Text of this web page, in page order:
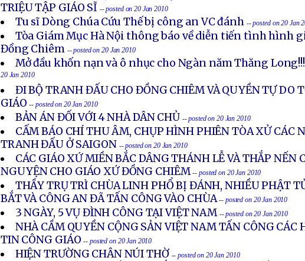
TRIỆU TẬP GIÁO SĨ -- posted on 20 Jan 2010
Tu sĩ Dòng Chúa Cứu Thế bị công an VC đánh -- posted on 20 Jan
Tòa Giám Mục Hà Nội thông báo về diễn tiến tình hình
Đồng Chiêm -- posted on 20 Jan 2010
Mở đầu khốn nạn và ô nhục cho Ngàn năm Thăng Long!!!
20 Jan 2010
ĐI BỘ TRANH ĐẤU CHO ĐỒNG CHIÊM VÀ QUYỀN TỰ DO
GIÁO -- posted on 20 Jan 2010
BẢN ÁN ĐỐI VỚI 4 NHÀ DÂN CHỦ -- posted on 20 Jan 2010
CẤM BÁO CHÍ THU ÂM, CHỤP HÌNH PHIÊN TÒA XỬ CÁC
TRANH ĐẤU Ở SAIGON -- posted on 20 Jan 2010
CÁC GIÁO XỨ MIỀN BẮC DÂNG THÁNH LỄ VÀ THẮP NẾN
NGUYỆN CHO GIÁO XỨ ĐỒNG CHIÊM -- posted on 20 Jan 2010
THẦY TRỤ TRÌ CHÙA LINH PHỔ BỊ ĐÁNH, NHIỀU PHẬT
BẮT VÀ CÔNG AN ĐÃ TẤN CÔNG VÀO CHÙA -- posted on 20 Jan 2010
3 NGÀY, 5 VỤ ĐÌNH CÔNG TẠI VIỆT NAM -- posted on 20 Jan 2010
NHÀ CẦM QUYỀN CỘNG SẢN VIỆT NAM TẤN CÔNG CÁC
TIN CÔNG GIÁO -- posted on 20 Jan 2010
HIỆN TRƯỜNG CHÂN NÚI THỜ -- posted on 20 Jan 2010